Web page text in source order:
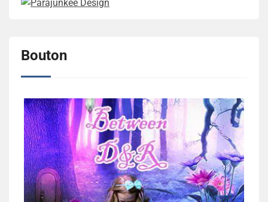
Bouton